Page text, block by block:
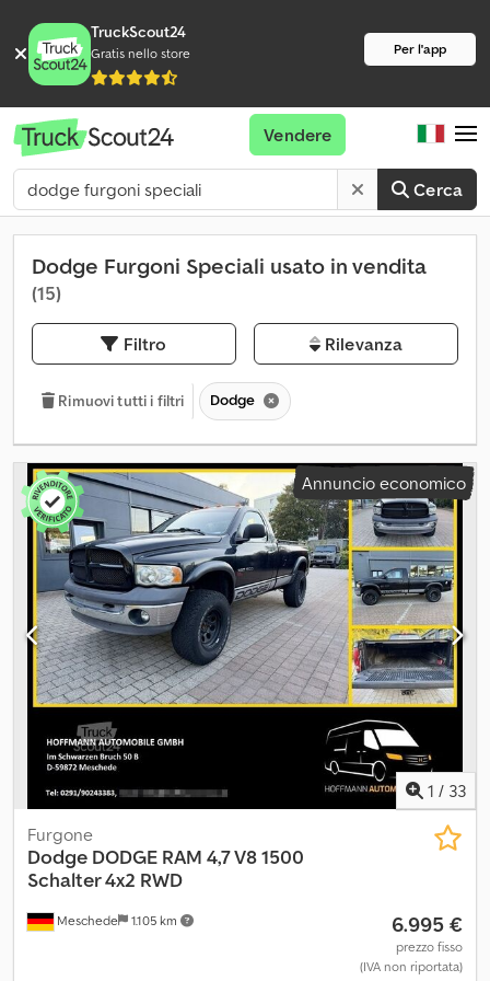
TruckScout24
Gratis nello store Per l'app
Cerca
Vendere
Dodge Furgoni Speciali usato in vendita
(15)
Filtro Rilevanza
Rimuovi tutti i filtri Dodge
Annuncio economico
1 / 33
Meschede 1.105 km
Furgone
Dodge DODGE RAM 4,7 V8 1500
Schalter 4x2 RWD
6.995 €
prezzo fisso
(IVA non riportata)